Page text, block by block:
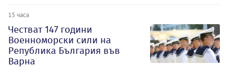
15 часа
Честват 147 години
Военноморски сили на
Република България във
Варна